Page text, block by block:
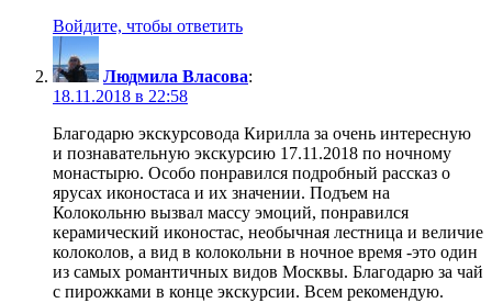
Войдите, чтобы ответить
Людмила Власова:
18.11.2018 в 22:58
Благодарю экскурсовода Кирилла за очень интересную
и познавательную экскурсию 17.11.2018 по ночному
монастырю. Особо понравился подробный рассказ о
ярусах иконостаса и их значении. Подъем на
Колокольню вызвал массу эмоций, понравился
керамический иконостас, необычная лестница и величие
колоколов, а вид в колокольни в ночное время -это один
из самых романтичных видов Москвы. Благодарю за чай
с пирожками в конце экскурсии. Всем рекомендую.